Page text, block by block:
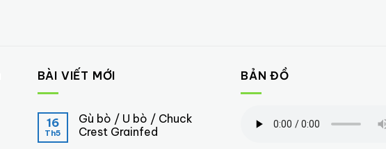
BÀI VIẾT MỚI
16
Th5
Gù bò / U bò / Chuck
Crest Grainfed
BẢN ĐỒ